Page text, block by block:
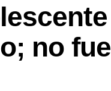
no fue